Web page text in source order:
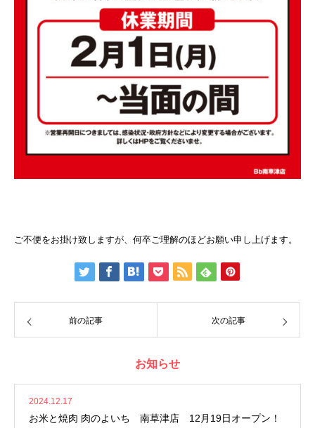
ご不便をお掛け致しますが、何卒ご理解のほどお願い申し上げます。
前の記事 次の記事
お知らせ
2024.12.17
お米と焼肉 肉のよいち 南草津店 12月19日オープン！